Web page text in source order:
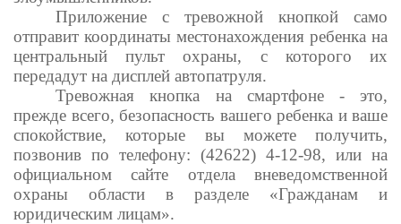
Приложение с тревожной кнопкой само
отправит координаты местонахождения ребенка на
центральный пульт охраны, с которого их
передадут на дисплей автопатруля.
Тревожная кнопка на смартфоне - это,
прежде всего, безопасность вашего ребенка и ваше
спокойствие, которые вы можете получить,
позвонив по телефону: (42622) 4-12-98, или на
официальном сайте отдела вневедомственной
охраны области в разделе «Гражданам и
юридическим лицам».